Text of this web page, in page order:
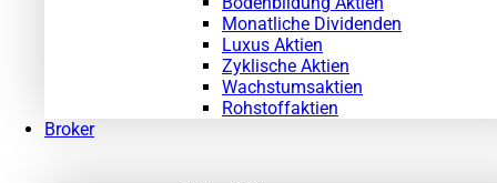
Monatliche Dividenden
Luxus Aktien
Zyklische Aktien
Wachstumsaktien
Rohstoffaktien
Broker